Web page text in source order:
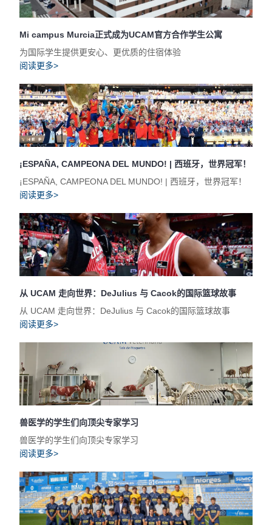
Mi campus Murcia正式成为UCAM官方合作学生公寓
为国际学生提供更安心、更优质的住宿体验
阅读更多>
¡ESPAÑA, CAMPEONA DEL MUNDO! | 西班牙，世界冠军！
¡ESPAÑA, CAMPEONA DEL MUNDO! | 西班牙，世界冠军！
阅读更多>
从 UCAM 走向世界：DeJulius 与 Cacok的国际篮球故事
从 UCAM 走向世界：DeJulius 与 Cacok的国际篮球故事
阅读更多>
兽医学的学生们向顶尖专家学习
兽医学的学生们向顶尖专家学习
阅读更多>